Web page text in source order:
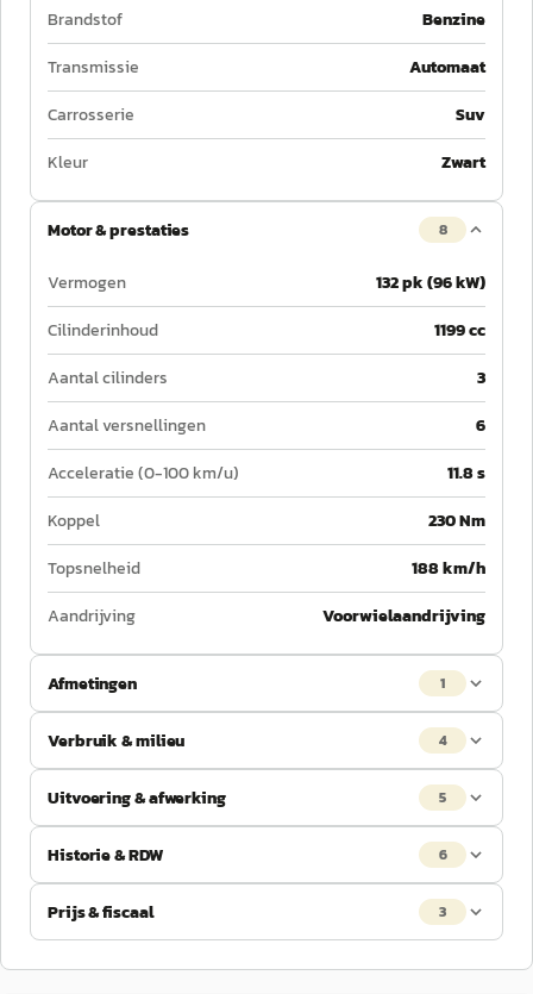
Brandstof
Benzine
Transmissie
Automaat
Carrosserie
Suv
Kleur
Zwart
Motor & prestaties 8
Vermogen
132 pk (96 kW)
Cilinderinhoud
1199 cc
Aantal cilinders
3
Aantal versnellingen
6
Acceleratie (0-100 km/u)
11.8 s
Koppel
230 Nm
Topsnelheid
188 km/h
Aandrijving
Voorwielaandrijving
Afmetingen 1
Verbruik & milieu 4
Uitvoering & afwerking 5
Historie & RDW 6
Prijs & fiscaal 3